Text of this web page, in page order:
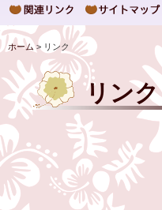
ホーム> リンク
リンク